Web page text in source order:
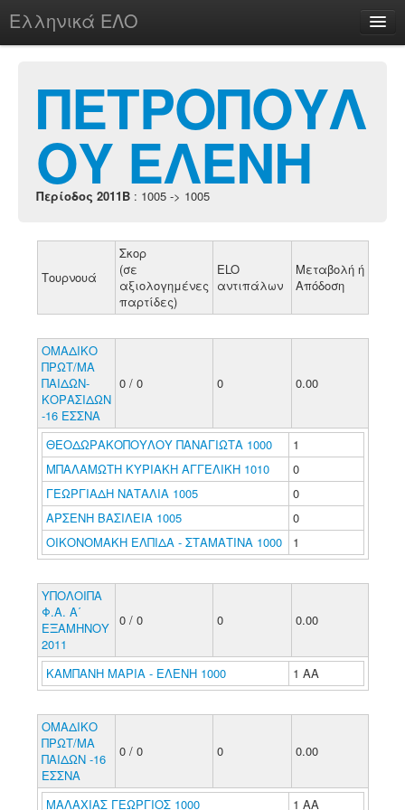
Ελληνικά ΕΛΟ
chesstu.be @ discord
Login
ΠΕΤΡΟΠΟΥΛ
ΟΥ ΕΛΕΝΗ
Περίοδος 2011B : 1005 -> 1005
Τουρνουά
Σκορ
(σε
αξιολογημένες
παρτίδες)
ELO
αντιπάλων
Μεταβολή ή
Απόδοση
ΟΜΑΔΙΚΟ
ΠΡΩΤ/ΜΑ
ΠΑΙΔΩΝ-
ΚΟΡΑΣΙΔΩΝ
-16 ΕΣΣΝΑ
0 / 0 0 0.00
ΘΕΟΔΩΡΑΚΟΠΟΥΛΟΥ ΠΑΝΑΓΙΩΤΑ 1000
1
ΜΠΑΛΑΜΩΤΗ ΚΥΡΙΑΚΗ ΑΓΓΕΛΙΚΗ 1010
0
ΓΕΩΡΓΙΑΔΗ ΝΑΤΑΛΙΑ 1005
0
ΑΡΣΕΝΗ ΒΑΣΙΛΕΙΑ 1005
0
ΟΙΚΟΝΟΜΑΚΗ ΕΛΠΙΔΑ - ΣΤΑΜΑΤΙΝΑ 1000
1
ΥΠΟΛΟΙΠΑ
Φ.Α. Α΄
ΕΞΑΜΗΝΟΥ
2011
0 / 0 0 0.00
ΚΑΜΠΑΝΗ ΜΑΡΙΑ - ΕΛΕΝΗ 1000 1 ΑΑ
ΟΜΑΔΙΚΟ
ΠΡΩΤ/ΜΑ
ΠΑΙΔΩΝ -16
ΕΣΣΝΑ
0 / 0 0 0.00
ΜΑΛΑΧΙΑΣ ΓΕΩΡΓΙΟΣ 1000 1 ΑΑ